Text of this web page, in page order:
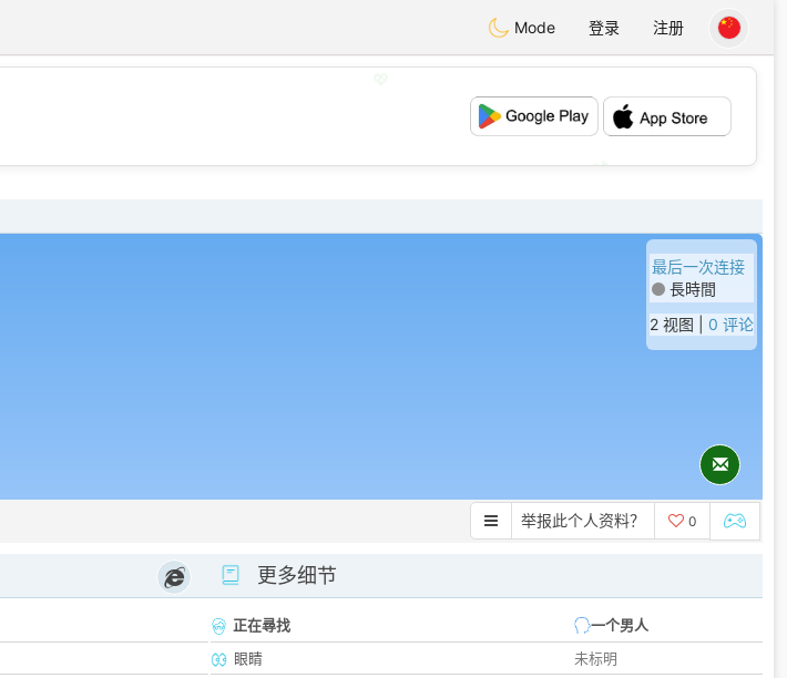
Mode 登录 注册
最后一次连接
長時間
2 视图 | 0 评论
举报此个人资料？ 0
更多细节
正在尋找
一个男人
眼睛
未标明